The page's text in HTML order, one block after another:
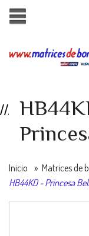
Inicio » Matrices de
HB44KD - Princesa